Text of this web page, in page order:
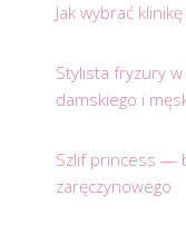
Jak wybrać
Stylista fryzury
damskiego i
Szlif princess —
zaręczynowego